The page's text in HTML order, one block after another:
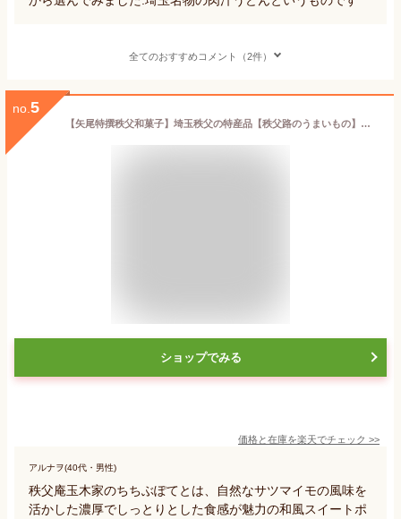
全てのおすすめコメント（2件）
no. 5
【矢尾特撰秩父和菓子】埼玉秩父の特産品【秩父路のうまいもの】和菓子屋秩父庵 玉木家特製ちちぶぽてと10個入 オススメホっクホク芋の美味しさをそのままぎゅっとと閉じ込めた和風スイートぽてと 御年賀 御中元 バレンタイン ホワイトデー クリスマス 内祝 御祝【秩父物産】
ショップでみる
価格と在庫を楽天でチェック >>
アルナヲ(40代・男性)
秩父庵玉木家のちちぶぽてとは、自然なサツマイモの風味を
活かした濃厚でしっとりとした食感が魅力の和風スイートポ